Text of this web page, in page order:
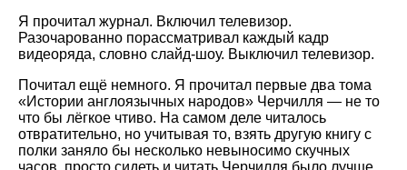
Я прочитал журнал. Включил телевизор.
Разочарованно порассматривал каждый кадр
видеоряда, словно слайд-шоу. Выключил телевизор.
Почитал ещё немного. Я прочитал первые два тома
Истории англоязычных народов
Черчилля — не то
что бы лёгкое чтиво. На самом деле читалось
отвратительно, но учитывая то, взять другую книгу с
полки заняло бы несколько невыносимо скучных